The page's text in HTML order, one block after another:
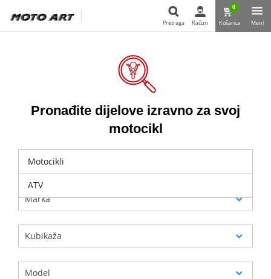
Pretraga Račun
0
Košarica Meni
Pronađite dijelove izravno za svoj
motocikl
Odaberite
Marka
Kubikaža
Model
Motocikli
ATV